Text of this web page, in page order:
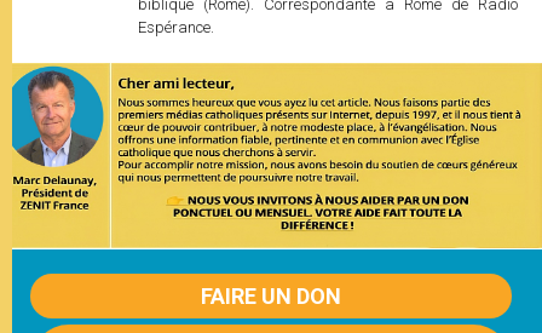
biblique (Rome). Correspondante à Rome de Radio
Espérance.
FAIRE UN DON